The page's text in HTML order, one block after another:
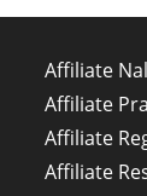
Affiliate
Affiliate
Affiliate
Affiliate